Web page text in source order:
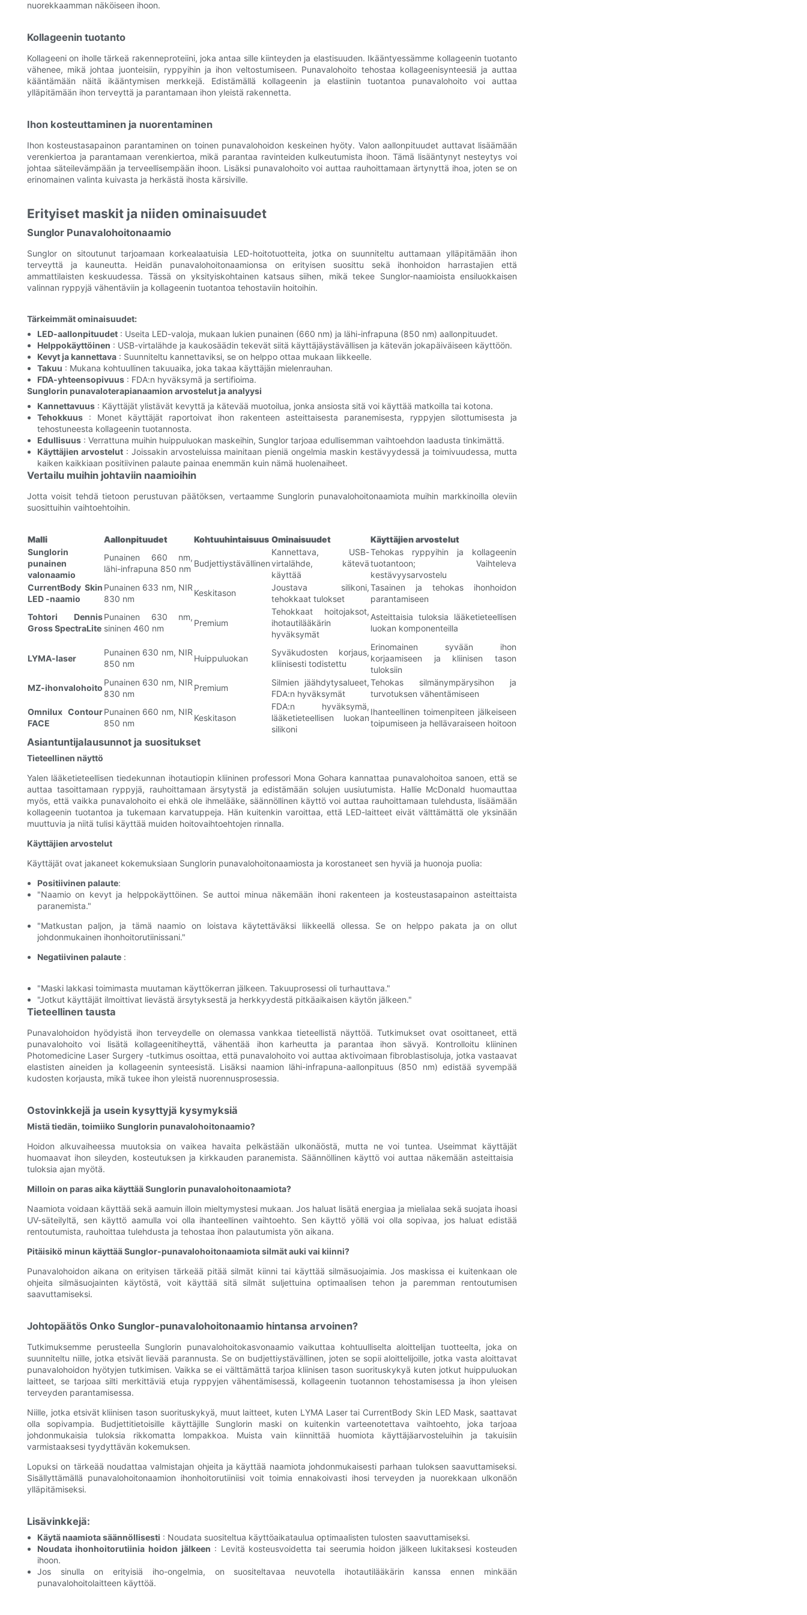
nuorekkaamman näköiseen ihoon.
Kollageenin tuotanto
Kollageeni on iholle tärkeä rakenneproteiini, joka antaa sille kiinteyden ja elastisuuden. Ikääntyessämme kollageenin tuotanto
vähenee, mikä johtaa juonteisiin, ryppyihin ja ihon veltostumiseen. Punavalohoito tehostaa kollageenisynteesiä ja auttaa
kääntämään näitä ikääntymisen merkkejä. Edistämällä kollageenin ja elastiinin tuotantoa punavalohoito voi auttaa
ylläpitämään ihon terveyttä ja parantamaan ihon yleistä rakennetta.
Ihon kosteuttaminen ja nuorentaminen
Ihon kosteustasapainon parantaminen on toinen punavalohoidon keskeinen hyöty. Valon aallonpituudet auttavat lisäämään
verenkiertoa ja parantamaan verenkiertoa, mikä parantaa ravinteiden kulkeutumista ihoon. Tämä lisääntynyt nesteytys voi
johtaa säteilevämpään ja terveellisempään ihoon. Lisäksi punavalohoito voi auttaa rauhoittamaan ärtynyttä ihoa, joten se on
erinomainen valinta kuivasta ja herkästä ihosta kärsiville.
Erityiset maskit ja niiden ominaisuudet
Sunglor Punavalohoitonaamio
Sunglor on sitoutunut tarjoamaan korkealaatuisia LED-hoitotuotteita, jotka on suunniteltu auttamaan ylläpitämään ihon
terveyttä ja kauneutta. Heidän punavalohoitonaamionsa on erityisen suosittu sekä ihonhoidon harrastajien että
ammattilaisten keskuudessa. Tässä on yksityiskohtainen katsaus siihen, mikä tekee Sunglor-naamioista ensiluokkaisen
valinnan ryppyjä vähentäviin ja kollageenin tuotantoa tehostaviin hoitoihin.
Tärkeimmät ominaisuudet:
LED-aallonpituudet: Useita LED-valoja, mukaan lukien punainen (660 nm) ja lähi-infrapuna (850 nm) aallonpituudet.
Helppokäyttöinen : USB-virtalähde ja kaukosäädin tekevät siitä käyttäjäystävällisen ja kätevän jokapäiväiseen käyttöön.
Kevyt ja kannettava: Suunniteltu kannettaviksi, se on helppo ottaa mukaan liikkeelle.
Takuu : Mukana kohtuullinen takuuaika, joka takaa käyttäjän mielenrauhan.
FDA-yhteensopivuus: FDA:n hyväksymä ja sertifioima.
Sunglorin punavaloterapianaamion arvostelut ja analyysi
Kannettavuus: Käyttäjät ylistävät kevyttä ja kätevää muotoilua, jonka ansiosta sitä voi käyttää matkoilla tai kotona.
Tehokkuus: Monet käyttäjät raportoivat ihon rakenteen asteittaisesta paranemisesta, ryppyjen silottumisesta ja
tehostuneesta kollageenin tuotannosta.
Edullisuus: Verrattuna muihin huippuluokan maskeihin, Sunglor tarjoaa edullisemman vaihtoehdon laadusta tinkimättä.
Käyttäjien arvostelut: Joissakin arvosteluissa mainitaan pieniä ongelmia maskin kestävyydessä ja toimivuudessa, mutta
kaiken kaikkiaan positiivinen palaute painaa enemmän kuin nämä huolenaiheet.
Vertailu muihin johtaviin naamioihin
Jotta voisit tehdä tietoon perustuvan päätöksen, vertaamme Sunglorin punavalohoitonaamiota muihin markkinoilla oleviin
suosittuihin vaihtoehtoihin.
Malli Aallonpituudet Kohtuuhintaisuus Ominaisuudet
Käyttäjien arvostelut
Sunglorin
punainen
valonaamio
Punainen 660 nm,
lähi-infrapuna 850 nm
Budjettiystävällinen
Kannettava, USB-
virtalähde, kätevä
käyttää
Tehokas ryppyihin ja kollageenin
tuotantoon; Vaihteleva
kestävyysarvostelu
CurrentBody Skin
LED -naamio
Punainen 633 nm, NIR
830 nm
Keskitason
Joustava silikoni,
tehokkaat tulokset
Tasainen ja tehokas ihonhoidon
parantamiseen
Tohtori Dennis
Gross SpectraLite
Punainen 630 nm,
sininen 460 nm
Premium
Tehokkaat hoitojaksot,
ihotautilääkärin
hyväksymät
Asteittaisia ​​tuloksia lääketieteellisen
luokan komponenteilla
LYMA-laser
Punainen 630 nm, NIR
850 nm
Huippuluokan
Syväkudosten korjaus,
kliinisesti todistettu
Erinomainen syvään ihon
korjaamiseen ja kliinisen tason
tuloksiin
MZ-ihonvalohoito
Punainen 630 nm, NIR
830 nm
Premium
Silmien jäähdytysalueet,
FDA:n hyväksymät
Tehokas silmänympärysihon ja
turvotuksen vähentämiseen
Omnilux Contour
FACE
Punainen 660 nm, NIR
850 nm
Keskitason
FDA:n hyväksymä,
lääketieteellisen luokan
silikoni
Ihanteellinen toimenpiteen jälkeiseen
toipumiseen ja hellävaraiseen hoitoon
Asiantuntijalausunnot ja suositukset
Tieteellinen näyttö
Yalen lääketieteellisen tiedekunnan ihotautiopin kliininen professori Mona Gohara kannattaa punavalohoitoa sanoen, että se
auttaa tasoittamaan ryppyjä, rauhoittamaan ärsytystä ja edistämään solujen uusiutumista. Hallie McDonald huomauttaa
myös, että vaikka punavalohoito ei ehkä ole ihmelääke, säännöllinen käyttö voi auttaa rauhoittamaan tulehdusta, lisäämään
kollageenin tuotantoa ja tukemaan karvatuppeja. Hän kuitenkin varoittaa, että LED-laitteet eivät välttämättä ole yksinään
muuttuvia ja niitä tulisi käyttää muiden hoitovaihtoehtojen rinnalla.
Käyttäjien arvostelut
Käyttäjät ovat jakaneet kokemuksiaan Sunglorin punavalohoitonaamiosta ja korostaneet sen hyviä ja huonoja puolia:
Positiivinen palaute:
"Naamio on kevyt ja helppokäyttöinen. Se auttoi minua näkemään ihoni rakenteen ja kosteustasapainon asteittaista
paranemista."
"Matkustan paljon, ja tämä naamio on loistava käytettäväksi liikkeellä ollessa. Se on helppo pakata ja on ollut
johdonmukainen ihonhoitorutiinissani."
Negatiivinen palaute:
"Maski lakkasi toimimasta muutaman käyttökerran jälkeen. Takuuprosessi oli turhauttava."
"Jotkut käyttäjät ilmoittivat lievästä ärsytyksestä ja herkkyydestä pitkäaikaisen käytön jälkeen."
Tieteellinen tausta
Punavalohoidon hyödyistä ihon terveydelle on olemassa vankkaa tieteellistä näyttöä. Tutkimukset ovat osoittaneet, että
punavalohoito voi lisätä kollageenitiheyttä, vähentää ihon karheutta ja parantaa ihon sävyä. Kontrolloitu kliininen
Photomedicine Laser Surgery -tutkimus osoittaa, että punavalohoito voi auttaa aktivoimaan fibroblastisoluja, jotka vastaavat
elastisten aineiden ja kollageenin synteesistä. Lisäksi naamion lähi-infrapuna-aallonpituus (850 nm) edistää syvempää
kudosten korjausta, mikä tukee ihon yleistä nuorennusprosessia.
Ostovinkkejä ja usein kysyttyjä kysymyksiä
Mistä tiedän, toimiiko Sunglorin punavalohoitonaamio?
Hoidon alkuvaiheessa muutoksia on vaikea havaita pelkästään ulkonäöstä, mutta ne voi tuntea. Useimmat käyttäjät
huomaavat ihon sileyden, kosteutuksen ja kirkkauden paranemista. Säännöllinen käyttö voi auttaa näkemään asteittaisia ​​
tuloksia ajan myötä.
Milloin on paras aika käyttää Sunglorin punavalohoitonaamiota?
Naamiota voidaan käyttää sekä aamuin illoin mieltymystesi mukaan. Jos haluat lisätä energiaa ja mielialaa sekä suojata ihoasi
UV-säteilyltä, sen käyttö aamulla voi olla ihanteellinen vaihtoehto. Sen käyttö yöllä voi olla sopivaa, jos haluat edistää
rentoutumista, rauhoittaa tulehdusta ja tehostaa ihon palautumista yön aikana.
Pitäisikö minun käyttää Sunglor-punavalohoitonaamiota silmät auki vai kiinni?
Punavalohoidon aikana on erityisen tärkeää pitää silmät kiinni tai käyttää silmäsuojaimia. Jos maskissa ei kuitenkaan ole
ohjeita silmäsuojainten käytöstä, voit käyttää sitä silmät suljettuina optimaalisen tehon ja paremman rentoutumisen
saavuttamiseksi.
Johtopäätös Onko Sunglor-punavalohoitonaamio hintansa arvoinen?
Tutkimuksemme perusteella Sunglorin punavalohoitokasvonaamio vaikuttaa kohtuulliselta aloittelijan tuotteelta, joka on
suunniteltu niille, jotka etsivät lievää parannusta. Se on budjettiystävällinen, joten se sopii aloittelijoille, jotka vasta aloittavat
punavalohoidon hyötyjen tutkimisen. Vaikka se ei välttämättä tarjoa kliinisen tason suorituskykyä kuten jotkut huippuluokan
laitteet, se tarjoaa silti merkittäviä etuja ryppyjen vähentämisessä, kollageenin tuotannon tehostamisessa ja ihon yleisen
terveyden parantamisessa.
Niille, jotka etsivät kliinisen tason suorituskykyä, muut laitteet, kuten LYMA Laser tai CurrentBody Skin LED Mask, saattavat
olla sopivampia. Budjettitietoisille käyttäjille Sunglorin maski on kuitenkin varteenotettava vaihtoehto, joka tarjoaa
johdonmukaisia ​​tuloksia rikkomatta lompakkoa. Muista vain kiinnittää huomiota käyttäjäarvosteluihin ja takuisiin
varmistaaksesi tyydyttävän kokemuksen.
Lopuksi on tärkeää noudattaa valmistajan ohjeita ja käyttää naamiota johdonmukaisesti parhaan tuloksen saavuttamiseksi.
Sisällyttämällä punavalohoitonaamion ihonhoitorutiiniisi voit toimia ennakoivasti ihosi terveyden ja nuorekkaan ulkonäön
ylläpitämiseksi.
Lisävinkkejä:
Käytä naamiota säännöllisesti : Noudata suositeltua käyttöaikataulua optimaalisten tulosten saavuttamiseksi.
Noudata ihonhoitorutiinia hoidon jälkeen : Levitä kosteusvoidetta tai seerumia hoidon jälkeen lukitaksesi kosteuden
ihoon.
Jos sinulla on erityisiä iho-ongelmia, on suositeltavaa neuvotella ihotautilääkärin kanssa ennen minkään
punavalohoitolaitteen käyttöä.